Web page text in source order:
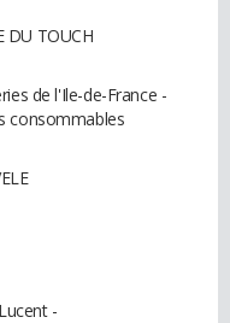
DU TOUCH
de l'Ile-de-France -
consommables
-